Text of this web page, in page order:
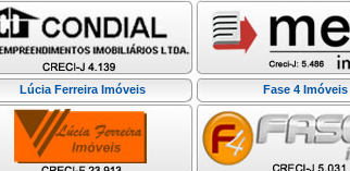
Lúcia Ferreira Imóveis Fase 4 Imóveis